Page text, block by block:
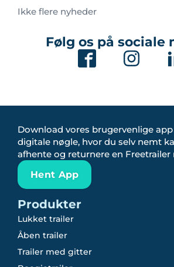
Ikke flere nyheder
Følg os på sociale
Download vores brugervenlige
digitale nøgle, hvor du selv nemt
afhente og returnere en
Hent App
Produkter
Lukket trailer
Åben trailer
Trailer med gitter